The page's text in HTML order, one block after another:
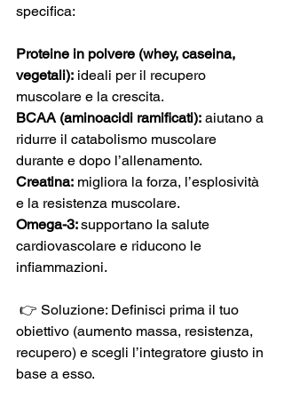
specifica:
Proteine in polvere (whey, caseina,
vegetali): ideali per il recupero
muscolare e la crescita.
BCAA (aminoacidi ramificati): aiutano a
ridurre il catabolismo muscolare
durante e dopo l’allenamento.
Creatina: migliora la forza, l’esplosività
e la resistenza muscolare.
Omega-3: supportano la salute
cardiovascolare e riducono le
infiammazioni.
obiettivo (aumento massa, resistenza,
recupero) e scegli l’integratore giusto in
base a esso.